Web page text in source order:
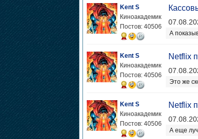
Kent S
Киноакадемик
Постов: 40506
А
Kent S
Киноакадемик
Постов: 40506
Netflix
Это же
Kent S
Киноакадемик
Постов: 40506
Netflix
А еще